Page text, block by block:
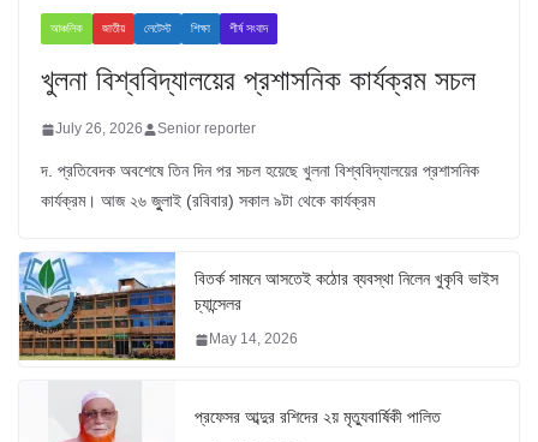
আঞ্চলিক জাতীয় লেটেস্ট শিক্ষা শীর্ষ সংবাদ
খুলনা বিশ্ববিদ্যালয়ের প্রশাসনিক কার্যক্রম সচল
July 26, 2026 Senior reporter
দ. প্রতিবেদক অবশেষে তিন দিন পর সচল হয়েছে খুলনা বিশ্ববিদ্যালয়ের প্রশাসনিক
কার্যক্রম। আজ ২৬ জুুলাই (রবিবার) সকাল ৯টা থেকে কার্যক্রম
বিতর্ক সামনে আসতেই কঠোর ব্যবস্থা নিলেন খুকৃবি ভাইস
চ্যান্সেলর
May 14, 2026
প্রফেসর আব্দুর রশিদের ২য় মৃত্যুবার্ষিকী পালিত